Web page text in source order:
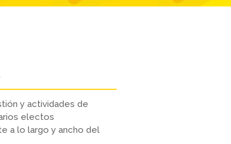
y actividades de
electos
a lo largo y ancho del